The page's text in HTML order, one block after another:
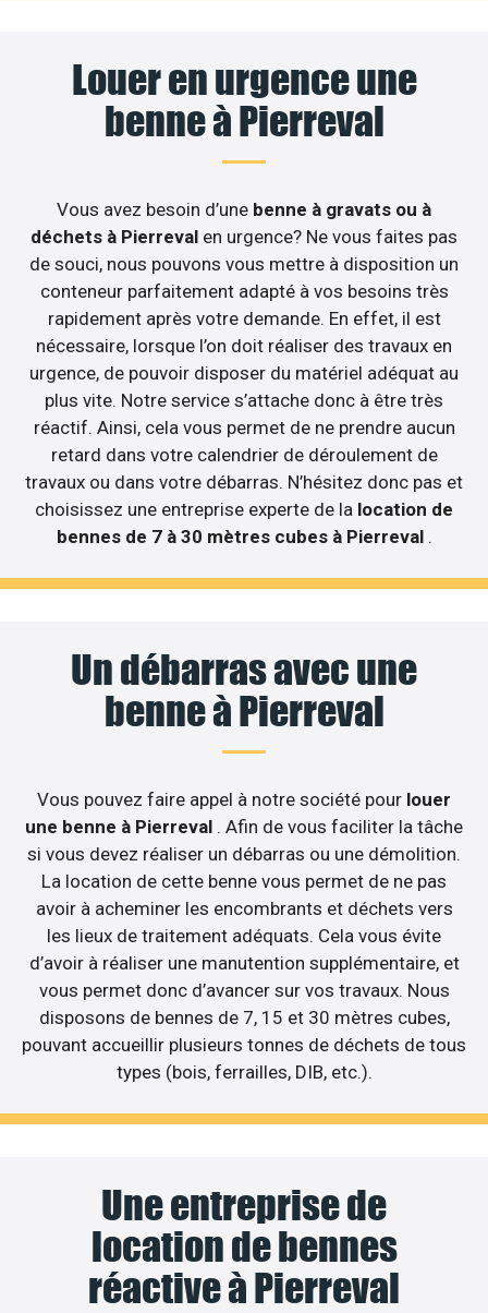
Louer en urgence une
benne à Pierreval
Vous avez besoin d’une benne à gravats ou à
déchets à Pierreval en urgence? Ne vous faites pas
de souci, nous pouvons vous mettre à disposition un
conteneur parfaitement adapté à vos besoins très
rapidement après votre demande. En effet, il est
nécessaire, lorsque l’on doit réaliser des travaux en
urgence, de pouvoir disposer du matériel adéquat au
plus vite. Notre service s’attache donc à être très
réactif. Ainsi, cela vous permet de ne prendre aucun
retard dans votre calendrier de déroulement de
travaux ou dans votre débarras. N’hésitez donc pas et
choisissez une entreprise experte de la location de
bennes de 7 à 30 mètres cubes à Pierreval .
Un débarras avec une
benne à Pierreval
Vous pouvez faire appel à notre société pour louer
une benne à Pierreval . Afin de vous faciliter la tâche
si vous devez réaliser un débarras ou une démolition.
La location de cette benne vous permet de ne pas
avoir à acheminer les encombrants et déchets vers
les lieux de traitement adéquats. Cela vous évite
d’avoir à réaliser une manutention supplémentaire, et
vous permet donc d’avancer sur vos travaux. Nous
disposons de bennes de 7, 15 et 30 mètres cubes,
pouvant accueillir plusieurs tonnes de déchets de tous
types (bois, ferrailles, DIB, etc.).
Une entreprise de
location de bennes
réactive à Pierreval